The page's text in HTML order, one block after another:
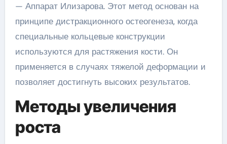
— Аппарат Илизарова. Этот метод основан на
принципе дистракционного остеогенеза, когда
специальные кольцевые конструкции
используются для растяжения кости. Он
применяется в случаях тяжелой деформации и
позволяет достигнуть высоких результатов.
Методы увеличения
роста